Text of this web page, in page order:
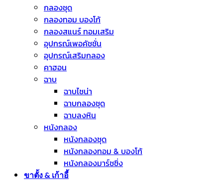
กลองชุด
กลองทอม บองโก้
กลองสแนร์ ทอมเสริม
อุปกรณ์เพอคัชชั่น
อุปกรณ์เสริมกลอง
คาฮอน
ฉาบ
ฉาบไชน่า
ฉาบกลองชุด
ฉาบลงหิน
หนังกลอง
หนังกลองชุด
หนังกลองทอม & บองโก้
หนังกลองมาร์ชชิ่ง
ขาตั้ง & เก้าอี้